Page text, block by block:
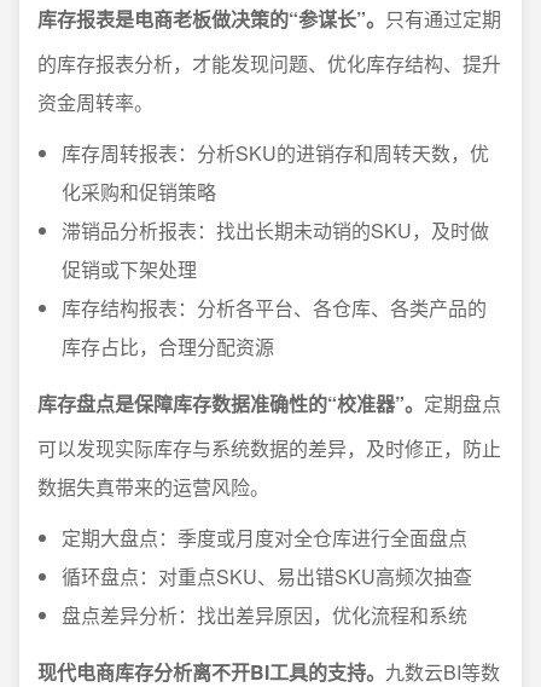
库存报表是电商老板做决策的“参谋长”。 只有通过定期
的库存报表分析，才能发现问题、优化库存结构、提升
资金周转率。
库存周转报表：分析SKU的进销存和周转天数，优
化采购和促销策略
滞销品分析报表：找出长期未动销的SKU，及时做
促销或下架处理
库存结构报表：分析各平台、各仓库、各类产品的
库存占比，合理分配资源
库存盘点是保障库存数据准确性的“校准器”。 定期盘点
可以发现实际库存与系统数据的差异，及时修正，防止
数据失真带来的运营风险。
定期大盘点：季度或月度对全仓库进行全面盘点
循环盘点：对重点SKU、易出错SKU高频次抽查
盘点差异分析：找出差异原因，优化流程和系统
现代电商库存分析离不开BI工具的支持。 九数云BI等数